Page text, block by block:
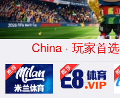
出现该页面的原因:
1.你的请求是黑客攻击
2.你的请求合法但触发了安全规则,